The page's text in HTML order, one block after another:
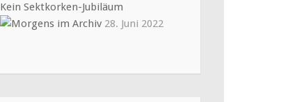
Kein Sektkorken-Jubiläum
28. Juni 2022